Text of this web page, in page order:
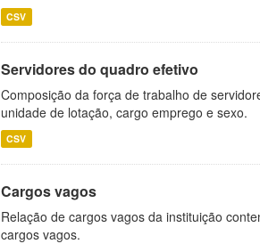
CSV
Servidores do quadro efetivo
Composição da força de trabalho de
unidade de lotação, cargo emprego e sexo.
CSV
Cargos vagos
Relação de cargos vagos da instituição
cargos vagos.